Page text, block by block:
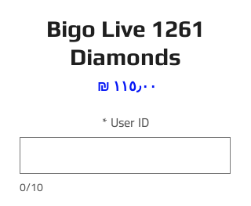
Bigo Live 1261
Diamonds
User ID
*
0/10